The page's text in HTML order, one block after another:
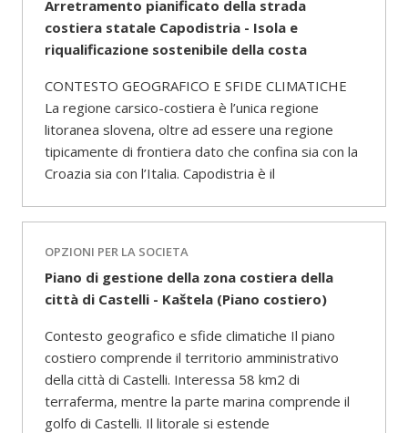
Arretramento pianificato della strada
costiera statale Capodistria - Isola e
riqualificazione sostenibile della costa
CONTESTO GEOGRAFICO E SFIDE CLIMATICHE
La regione carsico-costiera è l’unica regione
litoranea slovena, oltre ad essere una regione
tipicamente di frontiera dato che confina sia con la
Croazia sia con l’Italia. Capodistria è il
OPZIONI PER LA SOCIETA
Piano di gestione della zona costiera della
città di Castelli - Kaštela (Piano costiero)
Contesto geografico e sfide climatiche Il piano
costiero comprende il territorio amministrativo
della città di Castelli. Interessa 58 km2 di
terraferma, mentre la parte marina comprende il
golfo di Castelli. Il litorale si estende